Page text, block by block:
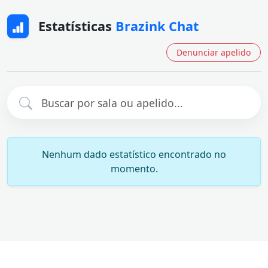
Estatísticas Brazink Chat
Denunciar apelido
Nenhum dado estatístico encontrado no
momento.